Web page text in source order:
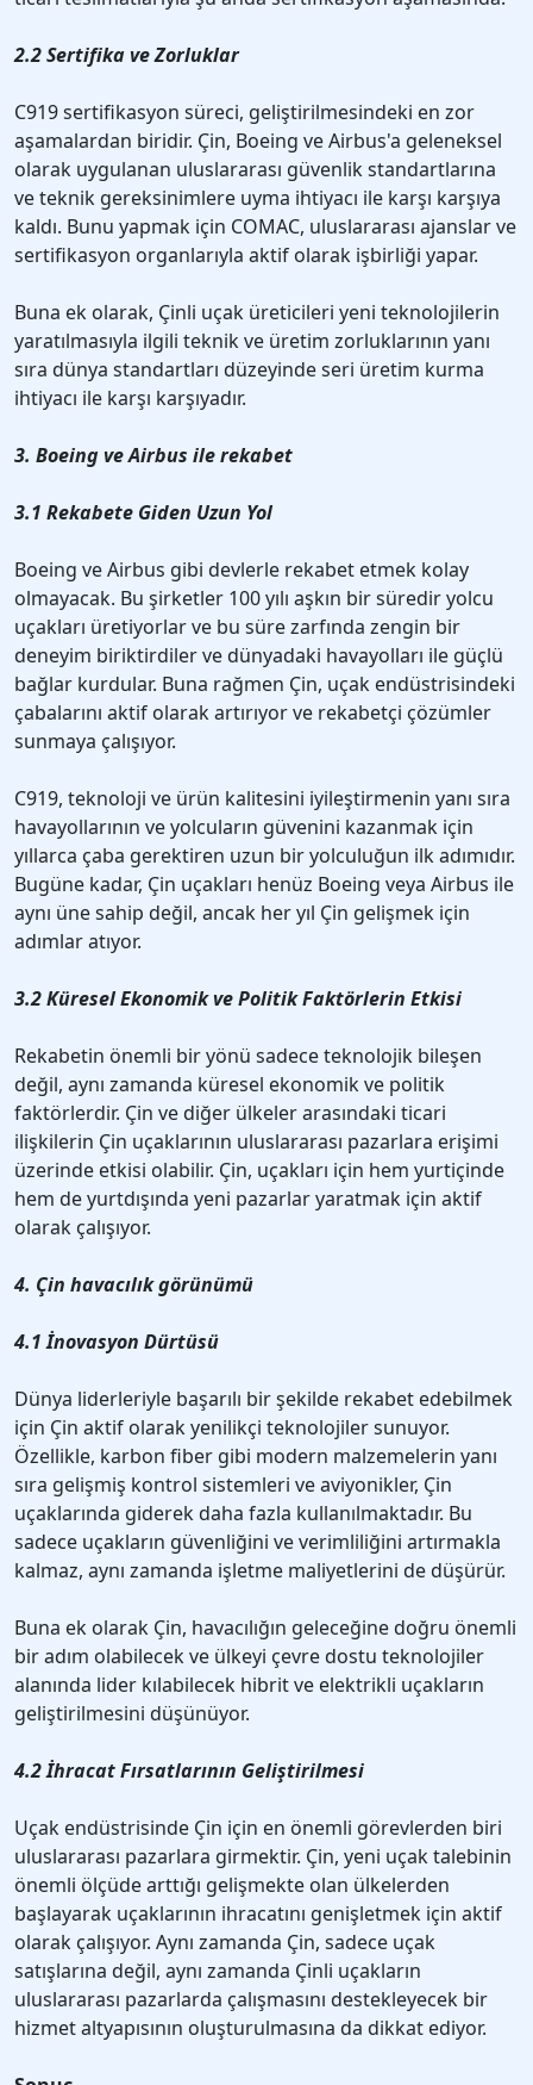
2.2 Sertifika ve Zorluklar
C919 sertifikasyon süreci, geliştirilmesindeki en zor
aşamalardan biridir. Çin, Boeing ve Airbus'a geleneksel
olarak uygulanan uluslararası güvenlik standartlarına
ve teknik gereksinimlere uyma ihtiyacı ile karşı karşıya
kaldı. Bunu yapmak için COMAC, uluslararası ajanslar ve
sertifikasyon organlarıyla aktif olarak işbirliği yapar.
Buna ek olarak, Çinli uçak üreticileri yeni teknolojilerin
yaratılmasıyla ilgili teknik ve üretim zorluklarının yanı
sıra dünya standartları düzeyinde seri üretim kurma
ihtiyacı ile karşı karşıyadır.
3. Boeing ve Airbus ile rekabet
3.1 Rekabete Giden Uzun Yol
Boeing ve Airbus gibi devlerle rekabet etmek kolay
olmayacak. Bu şirketler 100 yılı aşkın bir süredir yolcu
uçakları üretiyorlar ve bu süre zarfında zengin bir
deneyim biriktirdiler ve dünyadaki havayolları ile güçlü
bağlar kurdular. Buna rağmen Çin, uçak endüstrisindeki
çabalarını aktif olarak artırıyor ve rekabetçi çözümler
sunmaya çalışıyor.
C919, teknoloji ve ürün kalitesini iyileştirmenin yanı sıra
havayollarının ve yolcuların güvenini kazanmak için
yıllarca çaba gerektiren uzun bir yolculuğun ilk adımıdır.
Bugüne kadar, Çin uçakları henüz Boeing veya Airbus ile
aynı üne sahip değil, ancak her yıl Çin gelişmek için
adımlar atıyor.
3.2 Küresel Ekonomik ve Politik Faktörlerin Etkisi
Rekabetin önemli bir yönü sadece teknolojik bileşen
değil, aynı zamanda küresel ekonomik ve politik
faktörlerdir. Çin ve diğer ülkeler arasındaki ticari
ilişkilerin Çin uçaklarının uluslararası pazarlara erişimi
üzerinde etkisi olabilir. Çin, uçakları için hem yurtiçinde
hem de yurtdışında yeni pazarlar yaratmak için aktif
olarak çalışıyor.
4. Çin havacılık görünümü
4.1 İnovasyon Dürtüsü
Dünya liderleriyle başarılı bir şekilde rekabet edebilmek
için Çin aktif olarak yenilikçi teknolojiler sunuyor.
Özellikle, karbon fiber gibi modern malzemelerin yanı
sıra gelişmiş kontrol sistemleri ve aviyonikler, Çin
uçaklarında giderek daha fazla kullanılmaktadır. Bu
sadece uçakların güvenliğini ve verimliliğini artırmakla
kalmaz, aynı zamanda işletme maliyetlerini de düşürür.
Buna ek olarak Çin, havacılığın geleceğine doğru önemli
bir adım olabilecek ve ülkeyi çevre dostu teknolojiler
alanında lider kılabilecek hibrit ve elektrikli uçakların
geliştirilmesini düşünüyor.
4.2 İhracat Fırsatlarının Geliştirilmesi
Uçak endüstrisinde Çin için en önemli görevlerden biri
uluslararası pazarlara girmektir. Çin, yeni uçak talebinin
önemli ölçüde arttığı gelişmekte olan ülkelerden
başlayarak uçaklarının ihracatını genişletmek için aktif
olarak çalışıyor. Aynı zamanda Çin, sadece uçak
satışlarına değil, aynı zamanda Çinli uçakların
uluslararası pazarlarda çalışmasını destekleyecek bir
hizmet altyapısının oluşturulmasına da dikkat ediyor.